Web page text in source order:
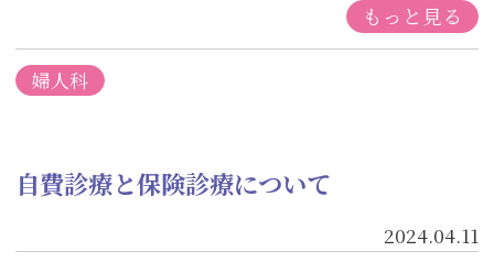
もっと見る
婦人科
自費診療と保険診療について
2024.04.11